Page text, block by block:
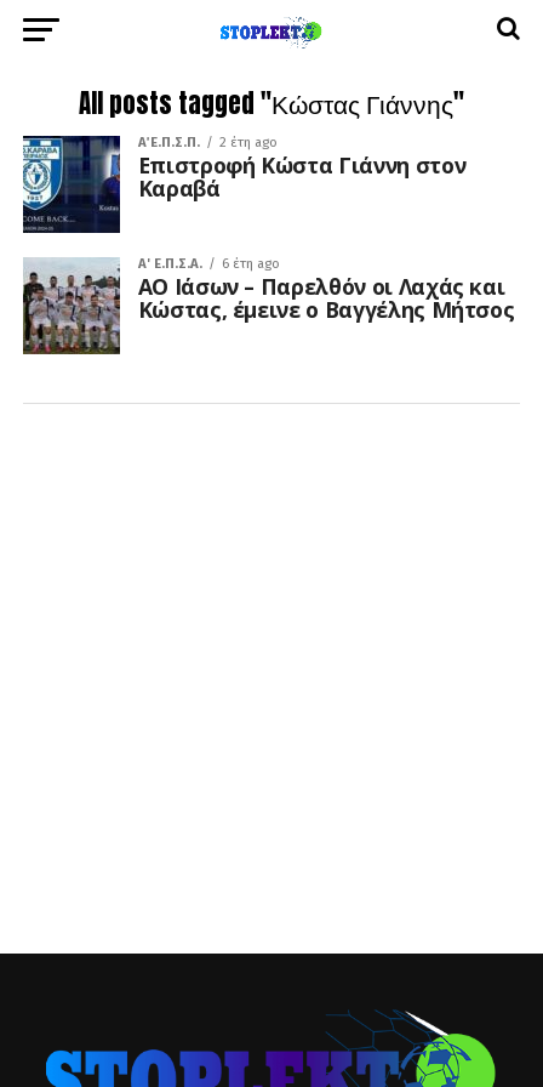
All posts tagged "Κώστας Γιάννης"
Α΄ Ε.Π.Σ.Π. 2 έτη ago
Επιστροφή Κώστα Γιάννη στον
Καραβά
A' Ε.Π.Σ.Α. 6 έτη ago
ΑΟ Ιάσων – Παρελθόν οι Λαχάς και
Κώστας, έμεινε ο Βαγγέλης Μήτσος